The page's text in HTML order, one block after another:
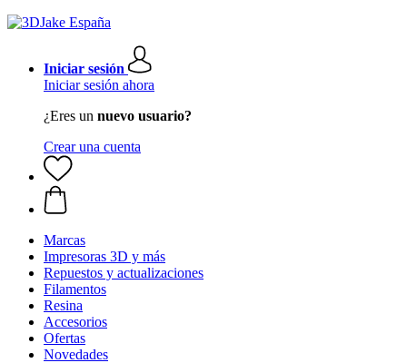
Iniciar sesión
Iniciar sesión ahora
¿Eres un nuevo usuario?
Crear una cuenta
Marcas
Impresoras 3D y más
Repuestos y actualizaciones
Filamentos
Resina
Accesorios
Ofertas
Novedades